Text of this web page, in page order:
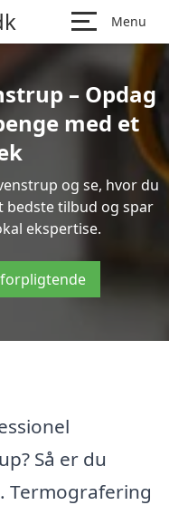
Menu
– Opdag
med et
og se, hvor du
tilbud og spar
ekspertise.
Så er du
Termografering